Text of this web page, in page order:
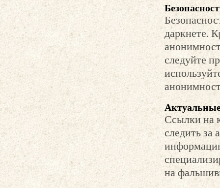
даркнете.
следуйте
Ссылки на
следить за
на